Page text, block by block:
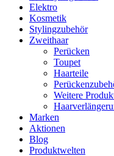
Elektro
Kosmetik
Stylingzubehör
Zweithaar
Perücken
Toupet
Haarteile
Weitere
Marken
Aktionen
Blog
Produktwelten